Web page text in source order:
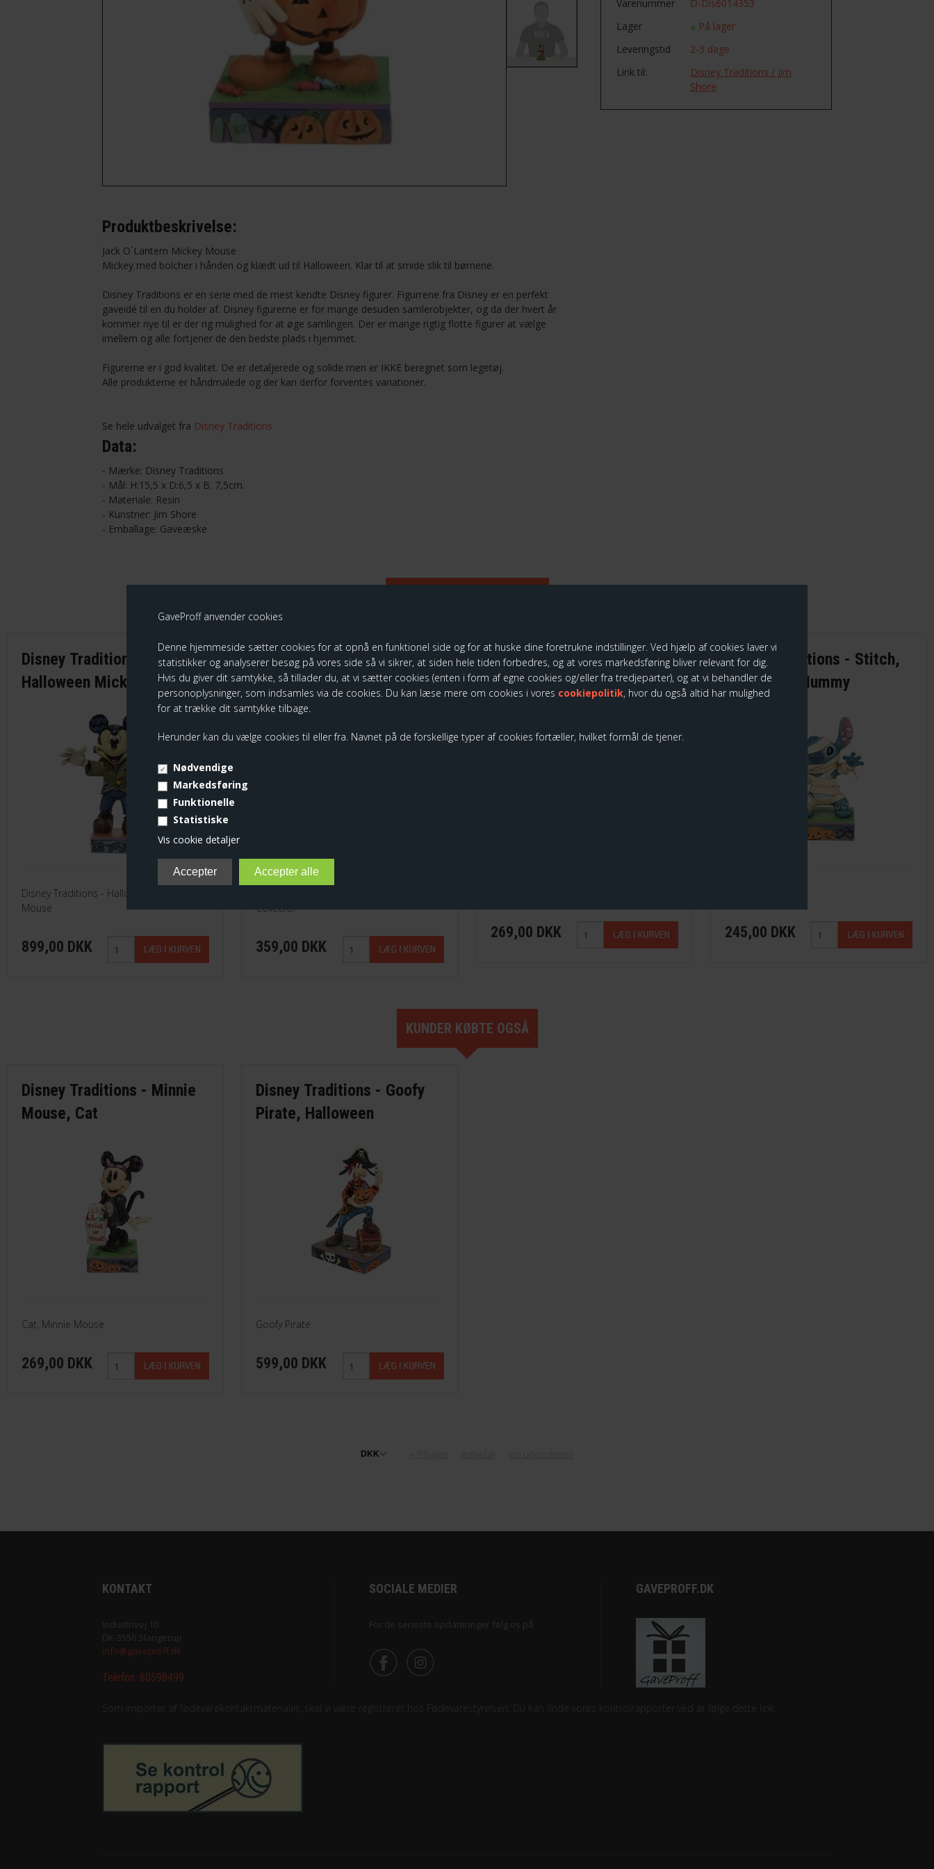
GaveProff anvender cookies
Denne hjemmeside sætter cookies for at opnå en funktionel side og for at huske dine foretrukne indstillinger. Ved hjælp af cookies laver vi
statistikker og analyserer besøg på vores side så vi sikrer, at siden hele tiden forbedres, og at vores markedsføring bliver relevant for dig.
Hvis du giver dit samtykke, så tillader du, at vi sætter cookies (enten i form af egne cookies og/eller fra tredjeparter), og at vi behandler de
personoplysninger, som indsamles via de cookies. Du kan læse mere om cookies i vores cookiepolitik, hvor du også altid har mulighed
for at trække dit samtykke tilbage.
Herunder kan du vælge cookies til eller fra. Navnet på de forskellige typer af cookies fortæller, hvilket formål de tjener.
Nødvendige
Markedsføring
Funktionelle
Statistiske
Vis cookie detaljer
-Kok
-Lærer
-Musiker
Produktbeskrivelse:
Jack O´Lantern Mickey Mouse
Mickey med bolcher i hånden og klædt ud til Halloween. Klar til at smide slik til børnene.
Disney Traditions er en serie med de mest kendte Disney figurer. Figurrene fra Disney er en perfekt
gaveidé til en du holder af. Disney figurerne er for mange desuden samlerobjekter, og da der hvert år
kommer nye til er der rig mulighed for at øge samlingen. Der er mange rigtig flotte figurer at vælge
imellem og alle fortjener de den bedste plads i hjemmet.
Figurerne er i god kvalitet. De er detaljerede og solide men er IKKE beregnet som legetøj.
Alle produkterne er håndmalede og der kan derfor forventes variationer.
Se hele udvalget fra Disney Traditions
Data:
- Mærke: Disney Traditions
- Mål: H:15,5 x D:6,5 x B: 7,5cm.
- Materiale: Resin
- Kunstner: Jim Shore
- Emballage: Gaveæske
Varenummer
D-Dis6014353
Lager
På lager
Leveringstid
2-3 dage
Link til:
Disney Traditions / Jim
Shore
Disney Traditions -
Halloween Mickey Figur
Disney Traditions - Halloween Mickey
Mouse
899,00 DKK
Disney Traditions - Cheerful
Candy Collector
Collector
359,00 DKK
Disney Traditions - Minnie
Mouse, Cat
269,00 DKK
Disney Traditions - Stitch,
Halloween Mummy
245,00 DKK
KUNDER KØBTE OGSÅ
Disney Traditions - Minnie
Mouse, Cat
Cat, Minnie Mouse
269,00 DKK
Disney Traditions - Goofy
Pirate, Halloween
Goofy Pirate
599,00 DKK
KONTAKT
Industrivej 10
DK-3550 Slangerup
info@gaveproff.dk
Telefon: 60598499
SOCIALE MEDIER
For de seneste opdateringer følg os på
GAVEPROFF.DK
Som importør af fødevarekontaktmaterialer, skal vi være registreret hos Fødevarestyrelsen. Du kan finde vores kontrolrapporter ved at følge dette link: